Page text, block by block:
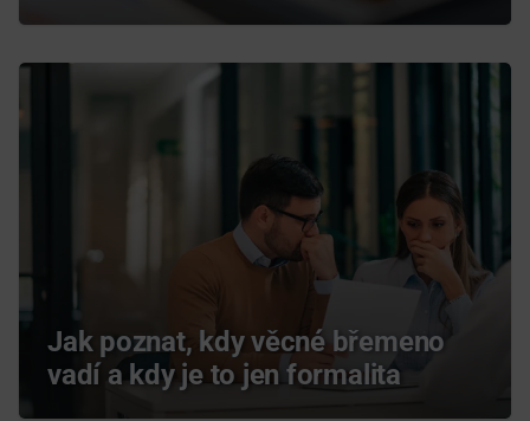
Jak poznat, kdy věcné břemeno
vadí a kdy je to jen formalita